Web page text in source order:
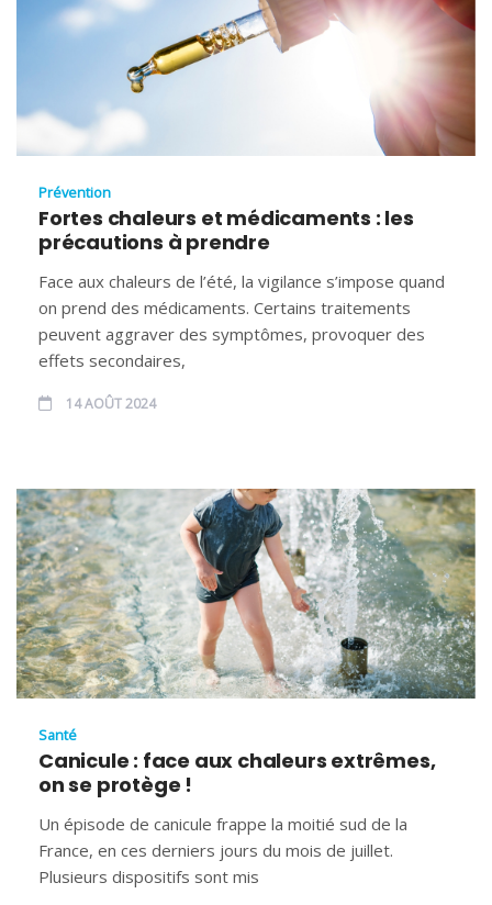
Prévention
Fortes chaleurs et médicaments : les
précautions à prendre
Face aux chaleurs de l’été, la vigilance s’impose quand
on prend des médicaments. Certains traitements
peuvent aggraver des symptômes, provoquer des
effets secondaires,
14 AOÛT 2024
Santé
Canicule : face aux chaleurs extrêmes,
on se protège !
Un épisode de canicule frappe la moitié sud de la
France, en ces derniers jours du mois de juillet.
Plusieurs dispositifs sont mis